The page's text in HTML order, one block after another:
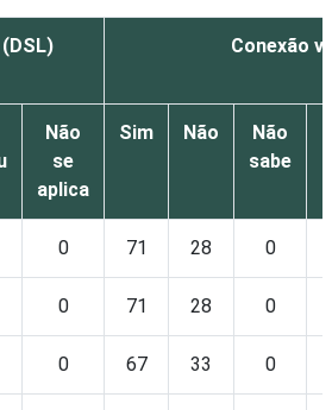
Conexão
Não
se
aplica
Sim Não
Não
sabe
0 71 28 0
0 71 28 0
0 67 33 0